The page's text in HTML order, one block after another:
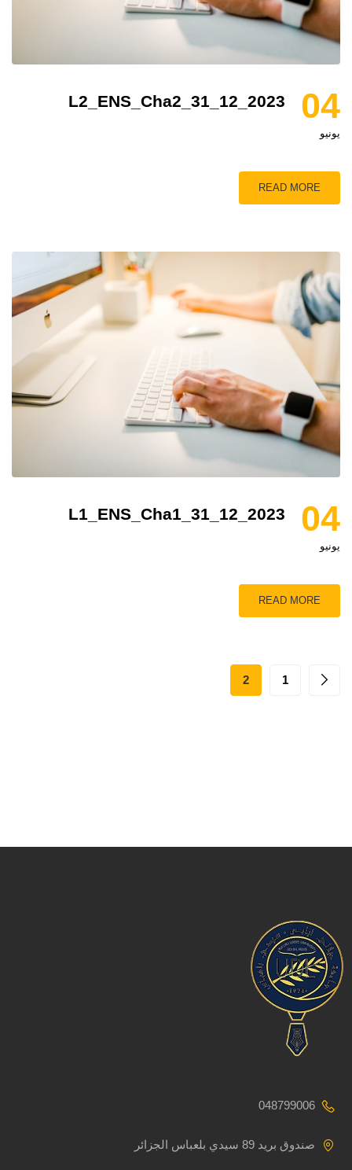
04
يونيو
L2_ENS_Cha2_31_12_2023
READ MORE
04
يونيو
L1_ENS_Cha1_31_12_2023
READ MORE
1
2
048799006
صندوق بريد 89 سيدي بلعباس الجزائر